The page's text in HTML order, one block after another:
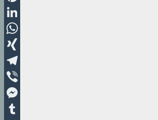
Pinterest
LinkedIn
WhatsApp
XING
Telegram
Viber
Messenger